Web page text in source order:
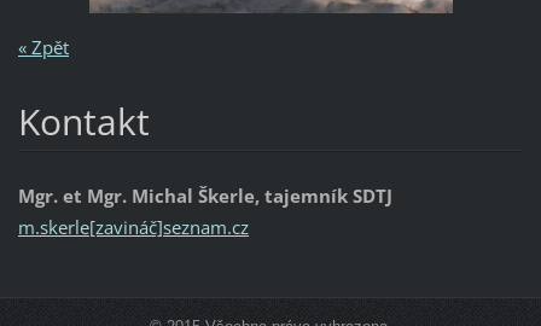
« Zpět
Kontakt
Mgr. et Mgr. Michal Škerle, tajemník SDTJ
m.skerle[zavináč]seznam.cz